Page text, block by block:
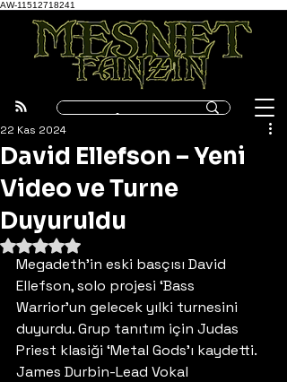
AW-11512718241
David Ellefson – Yeni
Video ve Turne
Duyuruldu
22 Kas 2024
5 üzerinden NaN yıldız
Megadeth’in eski basçısı David
Ellefson, solo projesi ‘Bass
Warrior’un gelecek yılki turnesini
duyurdu. Grup tanıtım için Judas
Priest klasiği ‘Metal Gods’ı kaydetti.
James Durbin-Lead Vokal